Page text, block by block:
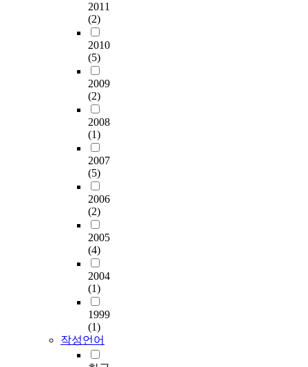
2011
(2)
2010
(5)
2009
(2)
2008
(1)
2007
(5)
2006
(2)
2005
(4)
2004
(1)
1999
(1)
작성언어